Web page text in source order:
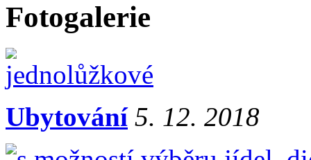
Fotogalerie
Ubytování 5. 12. 2018